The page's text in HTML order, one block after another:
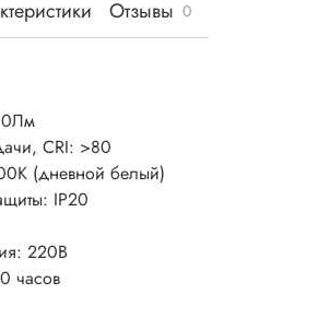
Отзывы 0
CRI: >80
(дневной белый)
IP20
220В
часов